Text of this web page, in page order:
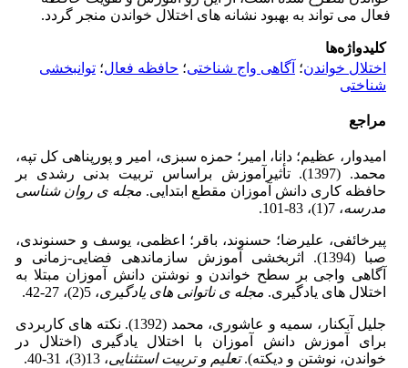
فعال می تواند به بهبود نشانه های اختلال خواندن منجر گردد.
کلیدواژه‌ها
اختلال خواندن؛ آگاهی واج شناختی؛ حافظه فعال؛ توانبخشی
شناختی
مراجع
امیدوار، عظیم؛ دانا، امیر؛ حمزه سبزی، امیر و پورپناهی کل تپه،
محمد. (1397). تأثیرآموزش براساس تربیت بدنی رشدی بر
حافظه کاری دانش آموزان مقطع ابتدایی. مجله ی روان شناسی
مدرسه، 7(1)، 83-101.
پیرخائفی، علیرضا؛ حسنوند، باقر؛ اعظمی، یوسف و حسنوندی،
صبا (1394). اثربخشی آموزش سازماندهی فضایی-زمانی و
آگاهی واجی بر سطح خواندن و نوشتن دانش آموزان مبتلا به
اختلال های یادگیری. مجله ی ناتوانی های یادگیری، 5(2)، 27-42.
جلیل آبکنار، سمیه و عاشوری، محمد (1392). نکته های کاربردی
برای آموزش دانش آموزان با اختلال یادگیری (اختلال در
خواندن، نوشتن و دیکته).تعلیم و تربیت استثنایی، 13(3)، 31-40.